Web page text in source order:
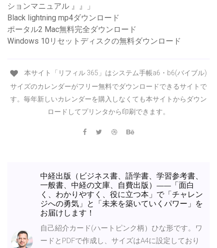
ションマニュアル 』』」
Black lightning mp4ダウンロード
ポータル2 Mac無料完全ダウンロード
Windows 10リセットディスクの無料ダウンロード
本サイト「リフィル 365」はシステム手帳a6・b6(バイブル)
サイズのカレンダーがフリー無料でダウンロードできるサイトで
す。毎年新しいカレンダーを購入しなくても本サイトからダウン
ロードしてプリンタから印刷できます。
中経出版（ビジネス書、語学書、学習参考書、
一般書、中経の文庫、自費出版）——「面白
く、わかりやすく、役に立つ本」で「チャレン
ジへの勇気」と「未来を築いていくパワー」を
お届けします！
自己紹介カード(ハートピンク柄）ひな形です。ワ
ードとPDFで作成し、サイズはA4に設定しており